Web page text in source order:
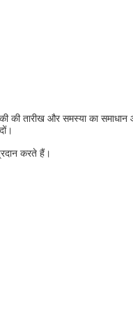
तारीख और समस्या का समाधान
करते हैं।